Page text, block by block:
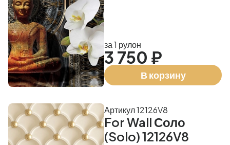
за 1 рулон
3 750 ₽
В корзину
For Wall Соло
(Solo) 12126V8
Артикул 12126V8